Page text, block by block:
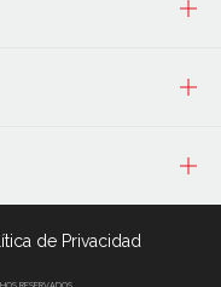
de Privacidad